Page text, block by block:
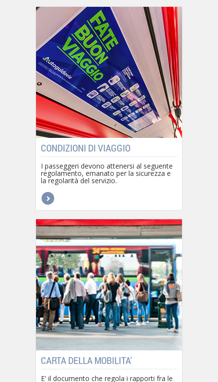
CONDIZIONI DI VIAGGIO
I passeggeri devono attenersi al seguente
regolamento, emanato per la sicurezza e
la regolarità del servizio.
CARTA DELLA MOBILITA'
E' il documento che regola i rapporti fra le